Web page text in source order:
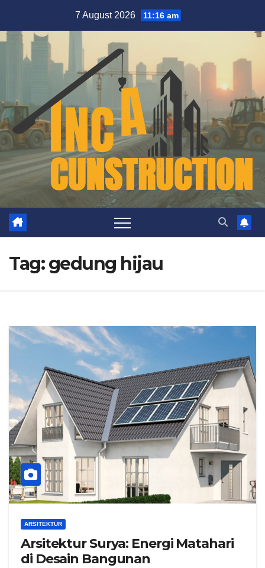
content
7 August 2026 11:16 am
Tag:gedung hijau
ARSITEKTUR
Arsitektur Surya: Energi Matahari
di Desain Bangunan